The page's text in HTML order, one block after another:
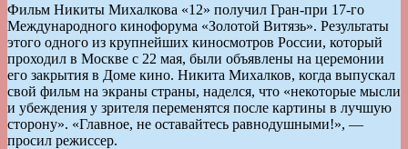
Фильм Никиты Михалкова «12» получил Гран-при 17-го
Международного кинофорума «Золотой Витязь». Результаты
этого одного из крупнейших киносмотров России, который
проходил в Москве с 22 мая, были объявлены на церемонии
его закрытия в Доме кино. Никита Михалков, когда выпускал
свой фильм на экраны страны, наделся, что «некоторые мысли
и убеждения у зрителя переменятся после картины в лучшую
сторону». «Главное, не оставайтесь равнодушными!», —
просил режиссер.